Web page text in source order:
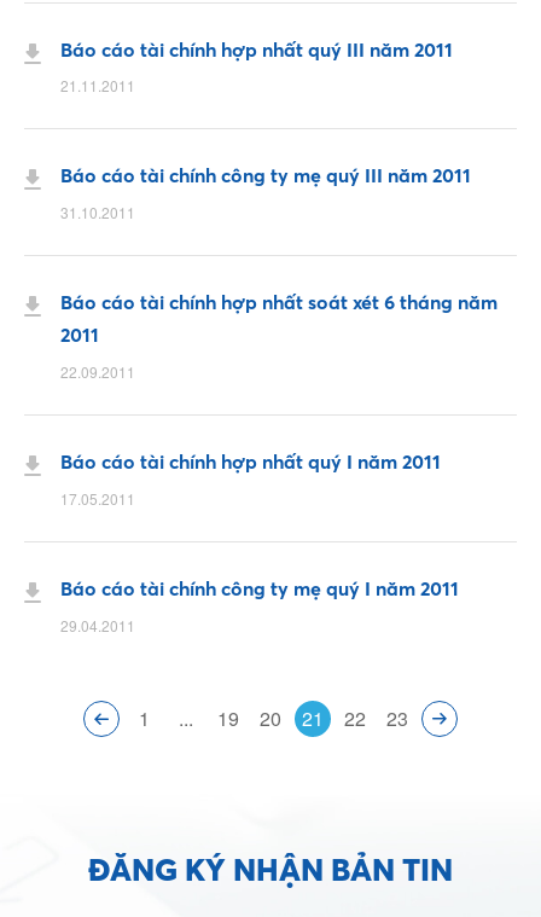
Báo cáo tài chính hợp nhất quý III năm 2011
21.11.2011
Báo cáo tài chính công ty mẹ quý III năm 2011
31.10.2011
Báo cáo tài chính hợp nhất soát xét 6 tháng năm
2011
22.09.2011
Báo cáo tài chính hợp nhất quý I năm 2011
17.05.2011
Báo cáo tài chính công ty mẹ quý I năm 2011
29.04.2011
1 ... 19 20 21 22 23
ĐĂNG KÝ NHẬN BẢN TIN
Youtube